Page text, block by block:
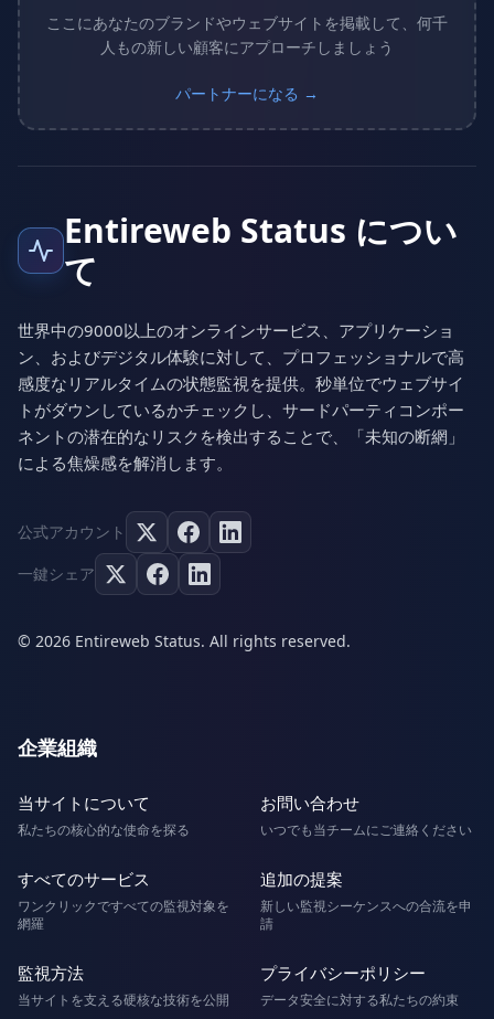
ここにあなたのブランドやウェブサイトを掲載して、何千
人もの新しい顧客にアプローチしましょう
パートナーになる →
Entireweb Status につい
て
世界中の9000以上のオンラインサービス、アプリケーショ
ン、およびデジタル体験に対して、プロフェッショナルで高
感度なリアルタイムの状態監視を提供。秒単位でウェブサイ
トがダウンしているかチェックし、サードパーティコンポー
ネントの潜在的なリスクを検出することで、「未知の断網」
による焦燥感を解消します。
公式アカウント
一鍵シェア
© 2026 Entireweb Status. All rights reserved.
企業組織
当サイトについて
私たちの核心的な使命を探る
お問い合わせ
いつでも当チームにご連絡ください
すべてのサービス
ワンクリックですべての監視対象を
網羅
追加の提案
新しい監視シーケンスへの合流を申
請
監視方法
当サイトを支える硬核な技術を公開
プライバシーポリシー
データ安全に対する私たちの約束